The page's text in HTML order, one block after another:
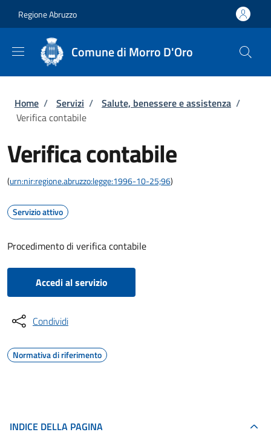
Regione Abruzzo
Comune di Morro D'Oro
Briciole di pane
Home / Servizi / Salute, benessere e assistenza /
Verifica contabile
Verifica contabile
(urn:nir:regione.abruzzo:legge:1996-10-25;96)
Servizio attivo
Procedimento di verifica contabile
Accedi al servizio
Condividi
Normativa di riferimento
INDICE DELLA PAGINA